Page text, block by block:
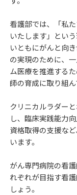
看護部では、「私
いたします」とい
いともにがんと向
の実現のために、
ム医療を推進する
師の育成に取り組ん
クリニカルラダー
し、臨床実践能力
資格取得の支援な
います。
がん専門病院の看
れぞれが目指す看
しょう。